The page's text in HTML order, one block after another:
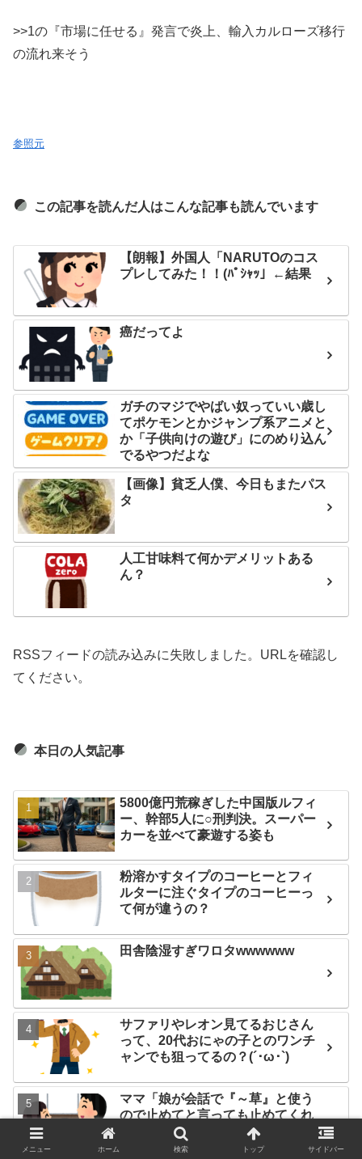
>>1の『市場に任せる』発言で炎上、輸入カルローズ移行
の流れ来そう
参照元
この記事を読んだ人はこんな記事も読んでいます
【朗報】外国人「NARUTOのコス
プレしてみた！！(ﾊﾟｼｬｯ」←結果
癌だってよ
ガチのマジでやばい奴っていい歳し
てポケモンとかジャンプ系アニメと
か「子供向けの遊び」にのめり込ん
でるやつだよな
【画像】貧乏人僕、今日もまたパス
タ
人工甘味料て何かデメリットある
ん？
RSSフィードの読み込みに失敗しました。URLを確認し
てください。
本日の人気記事
5800億円荒稼ぎした中国版ルフィ
ー、幹部5人に○刑判決。スーパー
カーを並べて豪遊する姿も
粉溶かすタイプのコーヒーとフィ
ルターに注ぐタイプのコーヒーっ
て何が違うの？
田舎陰湿すぎワロタwwwwww
サファリやレオン見てるおじさん
って、20代おにゃの子とのワンチ
ャンでも狙ってるの？(´･ω･`)
ママ「娘が会話で『～草』と使う
ので止めてと言っても止めてくれ
ません。どうしたらいいです
メニュー ホーム 検索 トップ サイドバー